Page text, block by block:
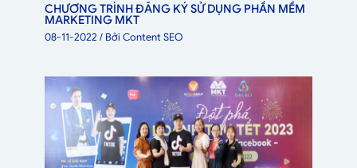
CHƯƠNG TRÌNH ĐĂNG KÝ SỬ DỤNG PHẦN MỀM
MARKETING MKT
08-11-2022/ BởiContent SEO